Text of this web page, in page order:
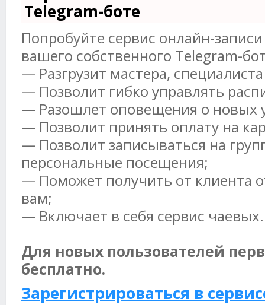
Telegram-боте
Попробуйте сервис онлайн-
вашего собственного Telegram-
— Разгрузит мастера,
— Позволит гибко управлять
— Разошлет оповещения о новых
— Позволит принять оплату на
— Позволит записываться на
персональные посещения;
— Поможет получить от клиента
вам;
— Включает в себя сервис чаевых.
Для новых пользователей
бесплатно.
Зарегистрироваться в